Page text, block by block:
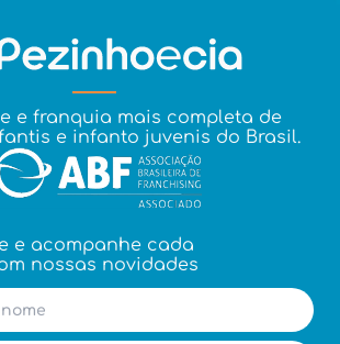
e franquia mais completa de
e infanto juvenis do Brasil.
e acompanhe cada
nossas novidades